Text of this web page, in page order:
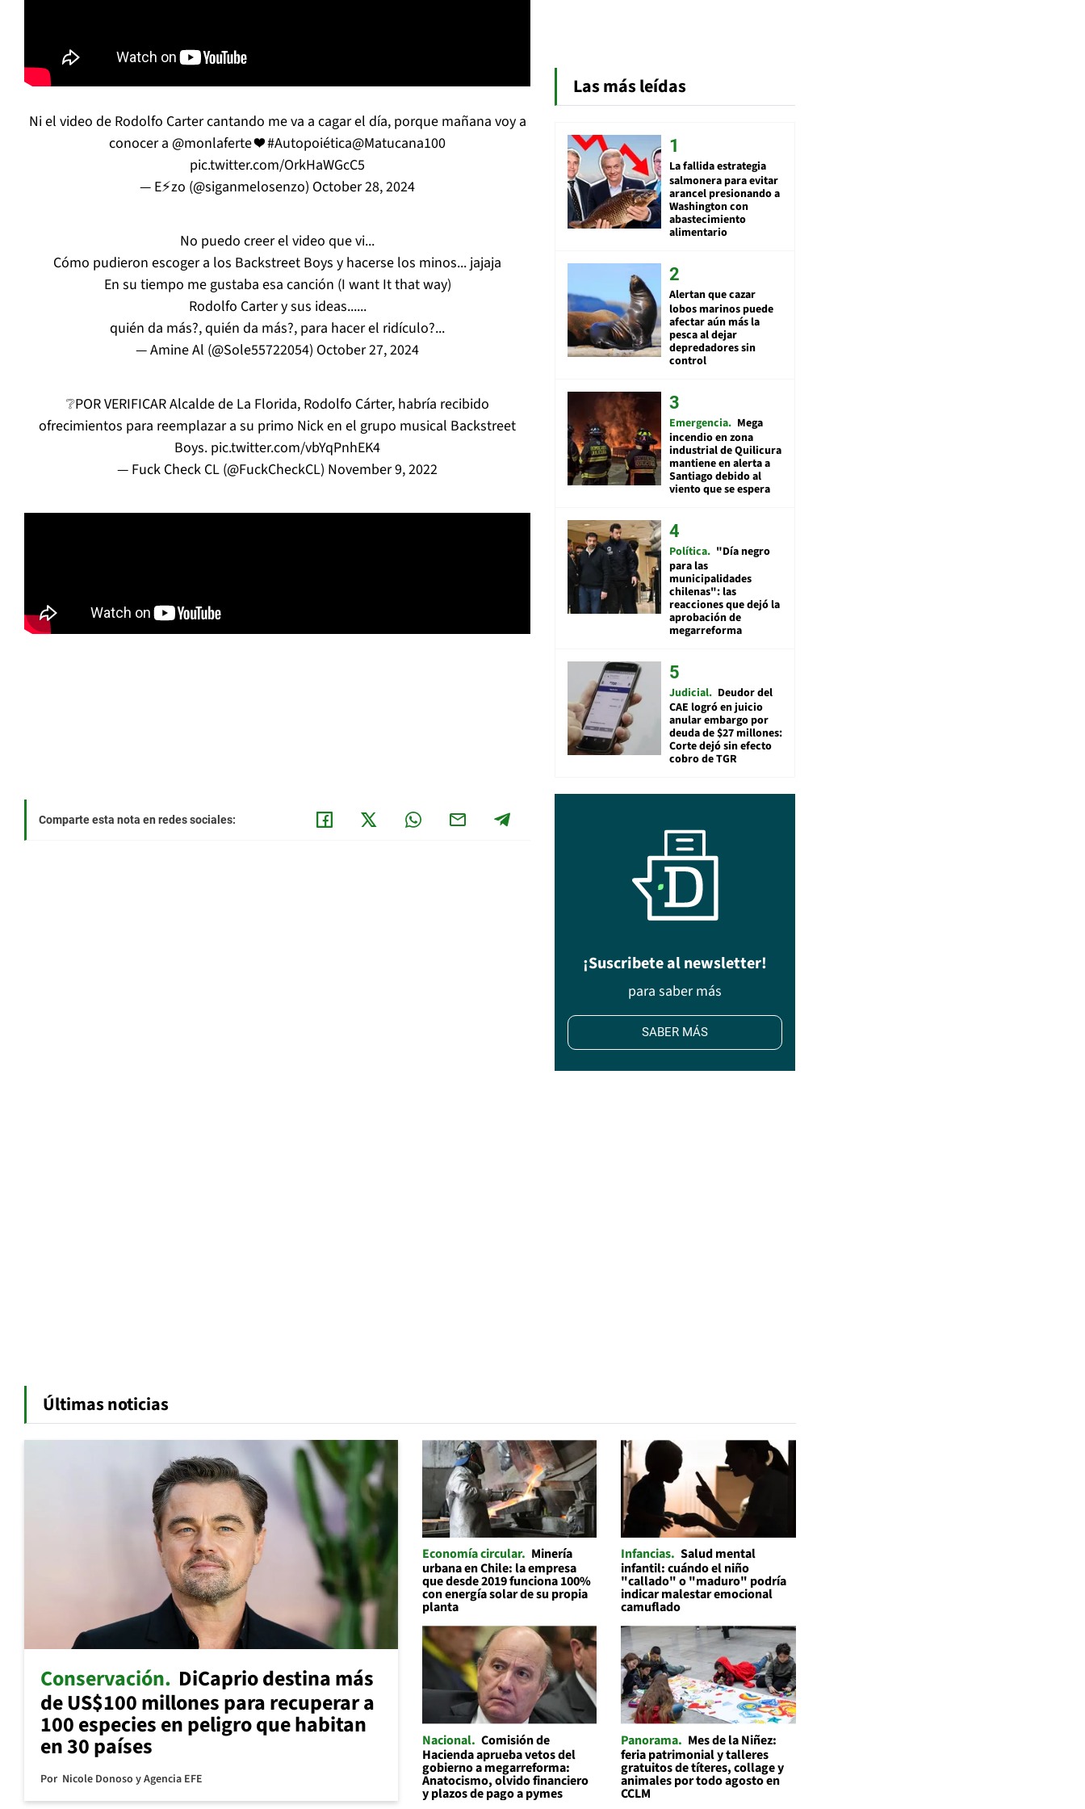
Ni el video de Rodolfo Carter cantando me va a cagar el día, porque mañana voy a
conocer a @monlaferte❤️#Autopoiética@Matucana100
pic.twitter.com/OrkHaWGcC5
— E⚡zo (@siganmelosenzo) October 28, 2024
No puedo creer el video que vi...
Cómo pudieron escoger a los Backstreet Boys y hacerse los minos... jajaja
En su tiempo me gustaba esa canción (I want It that way)
Rodolfo Carter y sus ideas......
quién da más?, quién da más?, para hacer el ridículo?...
— Amine Al (@Sole55722054) October 27, 2024
❔POR VERIFICAR Alcalde de La Florida, Rodolfo Cárter, habría recibido
ofrecimientos para reemplazar a su primo Nick en el grupo musical Backstreet
Boys. pic.twitter.com/vbYqPnhEK4
— Fuck Check CL (@FuckCheckCL) November 9, 2022
Comparte esta nota en redes sociales:
Las más leídas
La fallida estrategia
salmonera para evitar
arancel presionando a
Washington con
abastecimiento
alimentario
Alertan que cazar
lobos marinos puede
afectar aún más la
pesca al dejar
depredadores sin
control
Emergencia Mega
incendio en zona
industrial de Quilicura
mantiene en alerta a
Santiago debido al
viento que se espera
Política "Día negro
para las
municipalidades
chilenas": las
reacciones que dejó la
aprobación de
megarreforma
Judicial Deudor del
CAE logró en juicio
anular embargo por
deuda de $27 millones:
Corte dejó sin efecto
cobro de TGR
¡Suscribete al newsletter!
para saber más
SABER MÁS
Últimas noticias
Conservación DiCaprio destina más
de US$100 millones para recuperar a
100 especies en peligro que habitan
en 30 países
Por Nicole Donoso y Agencia EFE
Economía circular
Minería
urbana en Chile: la empresa
que desde 2019 funciona 100%
con energía solar de su propia
planta
Infancias Salud mental
infantil: cuándo el niño
"callado" o "maduro" podría
indicar malestar emocional
camuflado
Nacional Comisión de
Hacienda aprueba vetos del
gobierno a megarreforma:
Anatocismo, olvido financiero
y plazos de pago a pymes
Panorama Mes de la Niñez:
feria patrimonial y talleres
gratuitos de títeres, collage y
animales por todo agosto en
CCLM